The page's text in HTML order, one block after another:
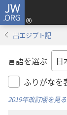
JW.ORG
出エジプト記
言語を選ぶ
ふりがなを
2019年改訂版を見る